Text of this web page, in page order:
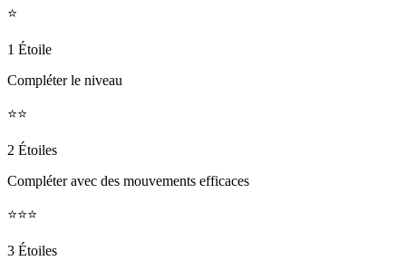
⭐
1 Étoile
Compléter le niveau
⭐⭐
2 Étoiles
Compléter avec des mouvements efficaces
⭐⭐⭐
3 Étoiles